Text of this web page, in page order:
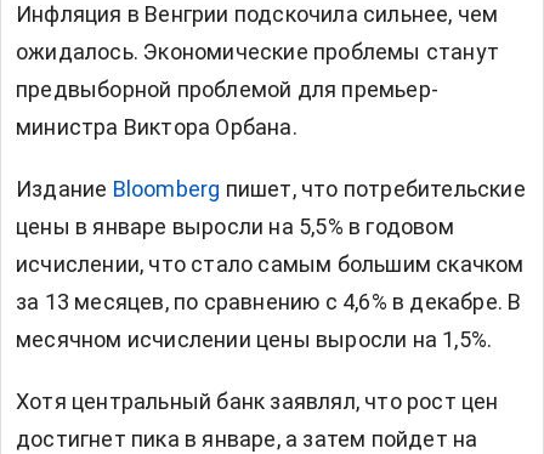
Инфляция в Венгрии подскочила сильнее, чем
ожидалось. Экономические проблемы станут
предвыборной проблемой для премьер-
министра Виктора Орбана.
Издание Bloomberg пишет, что потребительские
цены в январе выросли на 5,5% в годовом
исчислении, что стало самым большим скачком
за 13 месяцев, по сравнению с 4,6% в декабре. В
месячном исчислении цены выросли на 1,5%.
Хотя центральный банк заявлял, что рост цен
достигнет пика в январе, а затем пойдет на